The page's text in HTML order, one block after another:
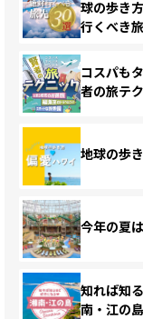
球の歩き
行くべき
コスパも
者の旅テ
地球の歩
今年の夏
知れば知
南・江の島